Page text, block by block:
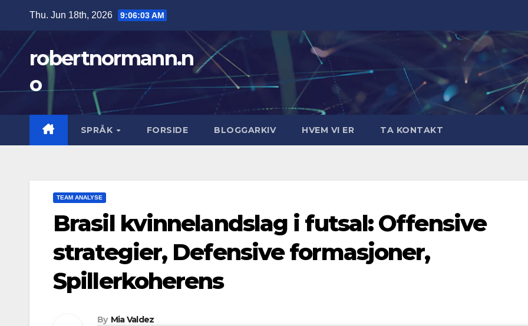
content
Thu. Jun 18th, 2026 9:06:04 AM
robertnormann.n
o
SPRÅK FORSIDE BLOGGARKIV HVEM VI ER TA KONTAKT
TEAM ANALYSE
Brasil kvinnelandslag i futsal: Offensive
strategier, Defensive formasjoner,
Spillerkoherens
By Mia Valdez